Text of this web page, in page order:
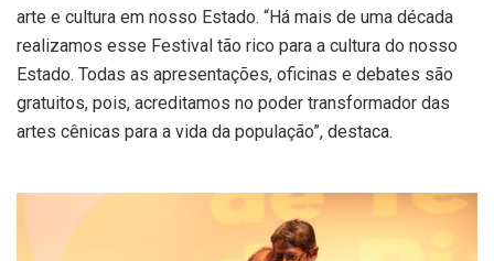
arte e cultura em nosso Estado. “Há mais de uma década
realizamos esse Festival tão rico para a cultura do nosso
Estado. Todas as apresentações, oficinas e debates são
gratuitos, pois, acreditamos no poder transformador das
artes cênicas para a vida da população”, destaca.